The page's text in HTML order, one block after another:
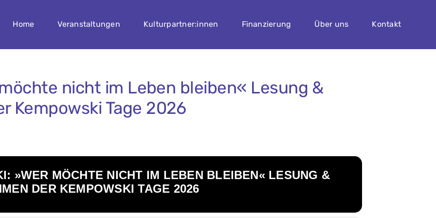
Home Veranstaltungen Kulturpartner:innen Finanzierung Über uns Kontakt
nicht im Leben bleiben« Lesung &
Kempowski Tage 2026
»WER MÖCHTE NICHT IM LEBEN BLEIBEN« LESUNG &
DER KEMPOWSKI TAGE 2026